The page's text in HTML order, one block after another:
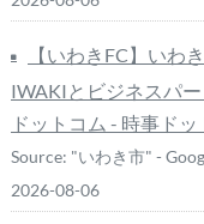
【いわきFC】いわ
IWAKIとビジネスパ
ドットコム - 時事ドッ
Source: "いわき市" -
2026-08-06